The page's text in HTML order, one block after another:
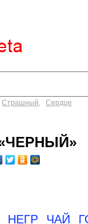
Страшный, Сердце
НЕГР ЧАЙ